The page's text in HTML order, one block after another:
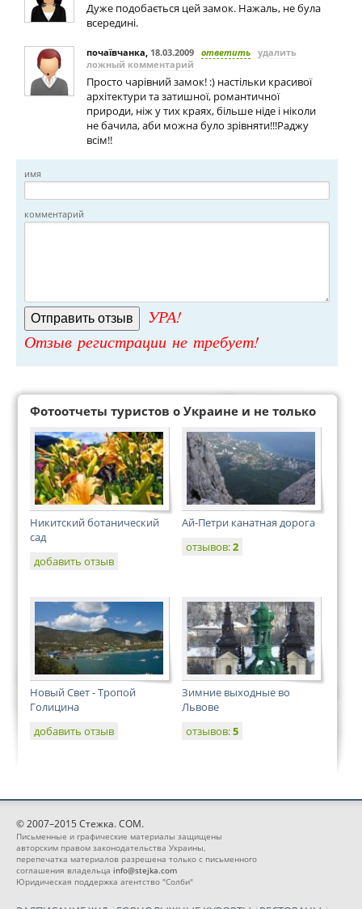
Дуже подобається цей замок. Нажаль, не була
всередині.
почаївчанка, 18.03.2009 ответить удалить
ложный комментарий
Просто чарівний замок! :) настільки красивої
архітектури та затишної, романтичної
природи, ніж у тих краях, більше ніде і ніколи
не бачила, аби можна було зрівняти!!!Раджу
всім!!
имя
комментарий
УРА!
Отзыв регистрации не требует!
Фотоотчеты туристов о Украине и не только
Никитский ботанический
сад
добавить отзыв
Ай-Петри канатная дорога
отзывов:2
Новый Свет - Тропой
Голицина
добавить отзыв
Зимние выходные во
Львове
отзывов:5
© 2007–2015 Стежка. COM.
Письменные и графические материалы защищены
авторским правом законодательства Украины,
перепечатка материалов разрешена только с письменного
соглашения владельца info@stejka.com
Юридическая поддержка агентство "Солби"